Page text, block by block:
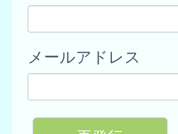
メールアドレス